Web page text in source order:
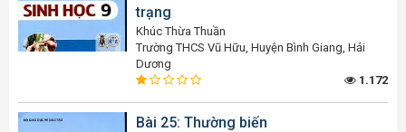
trạng
Khúc Thừa Thuần
Trường THCS Vũ Hữu, Huyện Bình Giang, Hải
Dương
1.172
Bài 25: Thường biến